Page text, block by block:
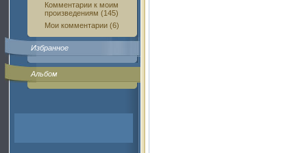
Комментарии к моим
произведениям (145)
Мои комментарии (6)
Избранное
Альбом